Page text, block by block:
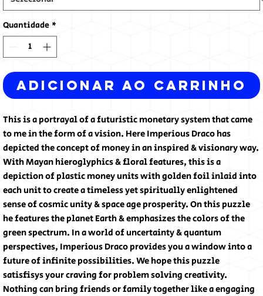
Quantidade *
Adicionar ao carrinho
This is a portrayal of a futuristic monetary system that came
to me in the form of a vision. Here Imperious Draco has
depicted the concept of money in an inspired & visionary way.
With Mayan hieroglyphics & floral features, this is a
depiction of plastic money units with golden foil inlaid into
each unit to create a timeless yet spiritually enlightened
sense of cosmic unity & space age prosperity. On this puzzle
he features the planet Earth & emphasizes the colors of the
green spectrum. In a world of uncertainty & quantum
perspectives, Imperious Draco provides you a window into a
future of infinite possibilities. We hope this puzzle
satisfisys your craving for problem solving creativity.
Nothing can bring friends or family together like a engaging